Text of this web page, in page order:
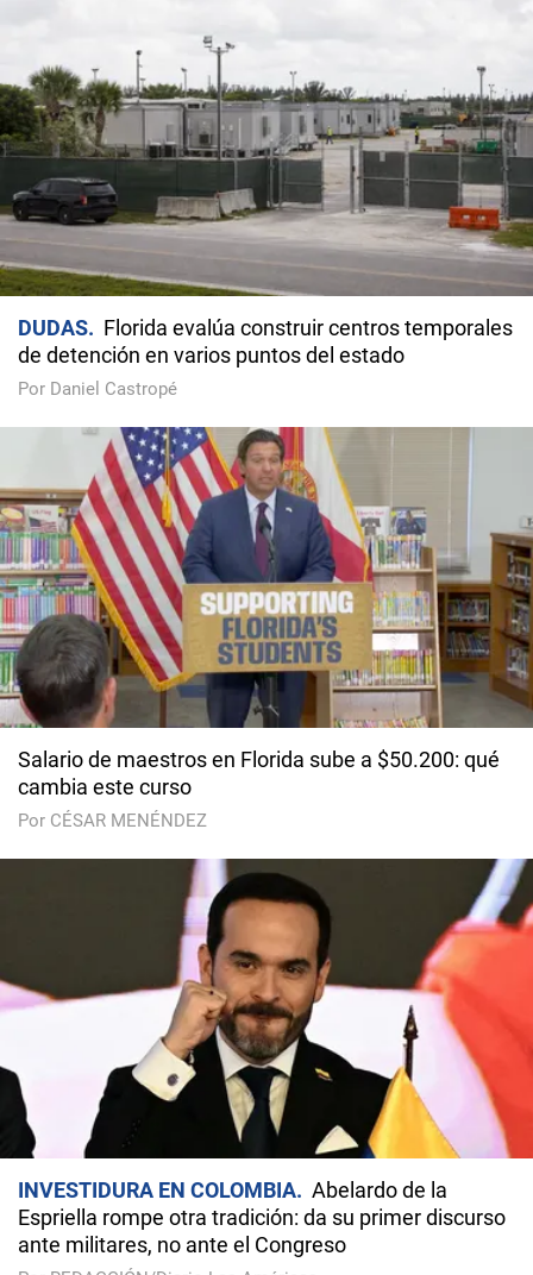
DUDAS
Florida evalúa construir centros temporales
de detención en varios puntos del estado
Por Daniel Castropé
Salario de maestros en Florida sube a $50.200: qué
cambia este curso
Por CÉSAR MENÉNDEZ
INVESTIDURA EN COLOMBIA
Abelardo de la
Espriella rompe otra tradición: da su primer discurso
ante militares, no ante el Congreso